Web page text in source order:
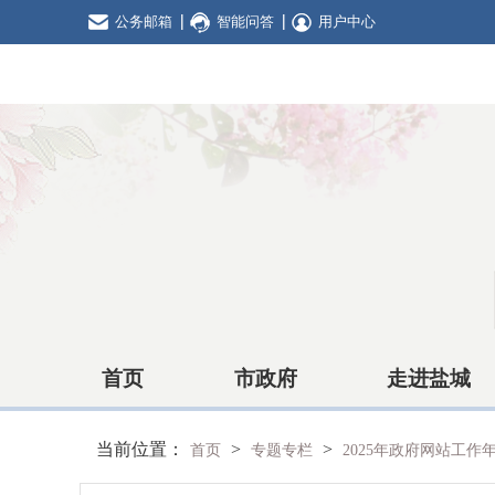
公务邮箱 智能问答 用户中心
首页 市政府 走进盐城
当前位置： 首页 > 专题专栏 > 2025年政府网站工作